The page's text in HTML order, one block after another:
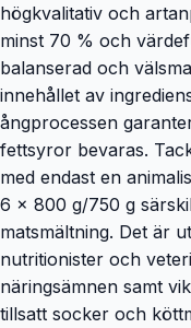
högkvalitativ och
minst 70 % och
balanserad och
innehållet av
ångprocessen
fettsyror bevaras.
med endast en
6 x 800 g/750 g
matsmältning. Det är
nutritionister och
näringsämnen samt
tillsatt socker och